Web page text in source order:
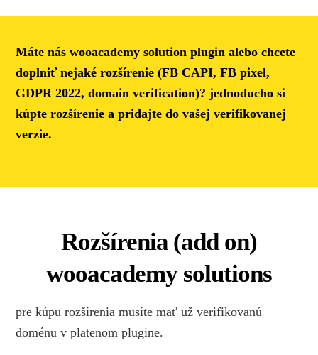
Máte nás wooacademy solution plugin alebo chcete
doplniť nejaké rozšírenie (FB CAPI, FB pixel,
GDPR 2022, domain verification)? jednoducho si
kúpte rozšírenie a pridajte do vašej verifikovanej
verzie.
Rozšírenia (add on)
wooacademy solutions
pre kúpu rozšírenia musíte mať už verifikovanú
doménu v platenom plugine.